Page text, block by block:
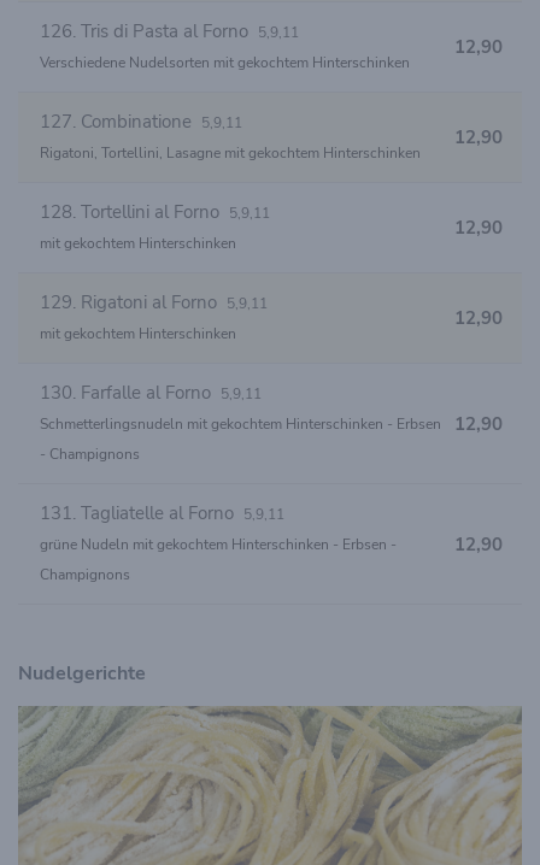
126. Tris di Pasta al Forno 5,9,11
Verschiedene Nudelsorten mit gekochtem Hinterschinken
12,90
127. Combinatione
5,9,11
Rigatoni, Tortellini, Lasagne mit gekochtem Hinterschinken
12,90
128. Tortellini al Forno 5,9,11
mit gekochtem Hinterschinken
12,90
129. Rigatoni al Forno 5,9,11
mit gekochtem Hinterschinken
12,90
130. Farfalle al Forno 5,9,11
Schmetterlingsnudeln mit gekochtem Hinterschinken - Erbsen
- Champignons
12,90
131. Tagliatelle al Forno 5,9,11
grüne Nudeln mit gekochtem Hinterschinken - Erbsen -
Champignons
12,90
Nudelgerichte